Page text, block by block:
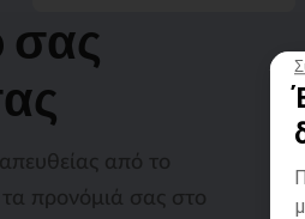
σας
από το
τα προνόμιά σας στο